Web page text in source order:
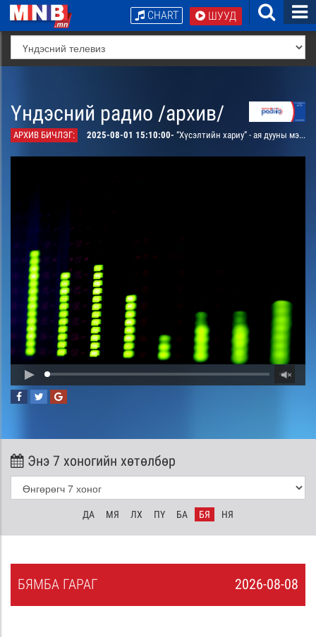
ШУУД
CHART
Үндэсний радио /архив/
АРХИВ БИЧЛЭГ: 2025-08-01 15:10:00- “Хүсэлтийн хариу” - ая дууны мэндчилгээ
Энэ 7 хоногийн хөтөлбөр
ДА МЯ ЛХ ПҮ БА БЯ НЯ
2026-08-08
БЯМБА ГАРАГ